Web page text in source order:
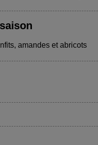
amandes et abricots